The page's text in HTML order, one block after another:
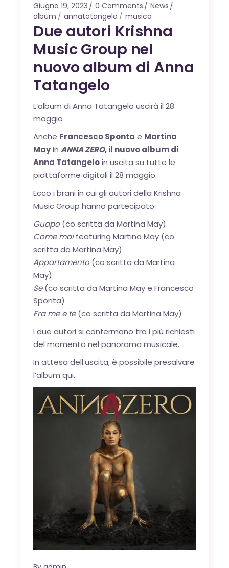
Giugno 19, 2023 0 Comments
News
album
annatatangelo musica
Due autori Krishna
Music Group nel
nuovo album di Anna
Tatangelo
L’album di Anna Tatangelo uscirà il 28
maggio
Anche Francesco Sponta e Martina
MayinANNA ZERO, il nuovo album di
Anna Tatangeloin uscita su tutte le
piattaforme digitali il 28 maggio.
Ecco i brani in cui gli autori della Krishna
Music Group hanno partecipato:
Guapo (co scritta da Martina May)
Come maifeaturing Martina May (co
scritta da Martina May)
Appartamento (co scritta da Martina
May)
Se(co scritta da Martina May e Francesco
Sponta)
Fra me e te(co scritta da Martina May)
I due autori si confermano tra i più richiesti
del momento nel panorama musicale.
In attesa dell’uscita, è possibile presalvare
l’albumqui.